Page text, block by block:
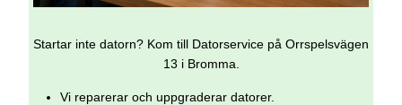
Startar inte datorn? Kom till Datorservice på Orrspelsvägen
13 i Bromma.
Vi reparerar och uppgraderar datorer.